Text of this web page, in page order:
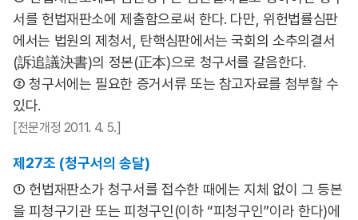
서를 헌법재판소에 제출함으로써 한다. 다만, 위헌법률심판
에서는 법원의 제청서, 탄핵심판에서는 국회의 소추의결서
(訴追議決書)의 정본(正本)으로 청구서를 갈음한다.
② 청구서에는 필요한 증거서류 또는 참고자료를 첨부할 수
있다.
[전문개정 2011. 4. 5.]
제27조 (청구서의 송달)
① 헌법재판소가 청구서를 접수한 때에는 지체 없이 그 등본
을 피청구기관 또는 피청구인(이하 “피청구인”이라 한다)에